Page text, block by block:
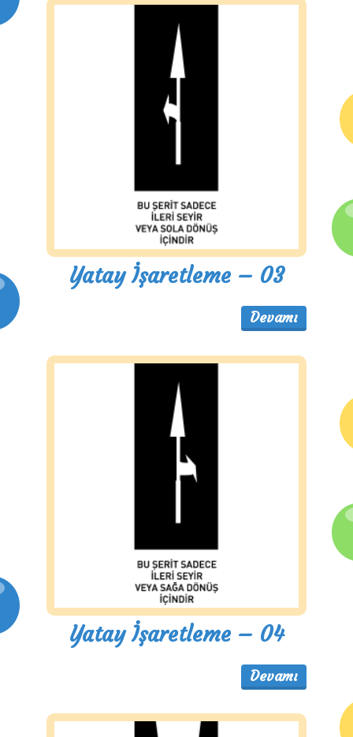
Yatay İşaretleme – 03
Devamı
Yatay İşaretleme – 04
Devamı